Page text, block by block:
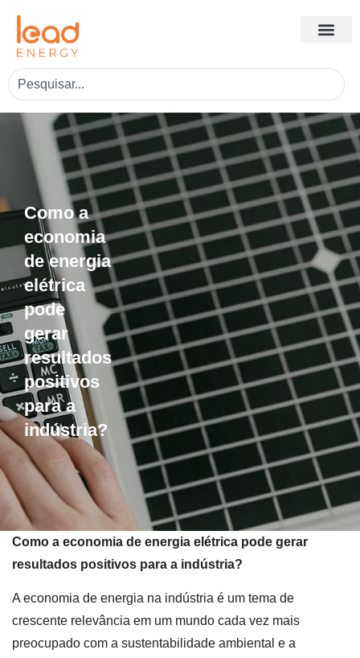
Como a
economia
de energia
elétrica
pode
gerar
resultados
positivos
para a
indústria?
Como a economia de energia elétrica pode gerar
resultados positivos para a indústria?
A economia de energia na indústria é um tema de
crescente relevância em um mundo cada vez mais
preocupado com a sustentabilidade ambiental e a